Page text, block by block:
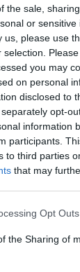
the sale,
or
us, please use
you may
on personal
disclosed to
opt-
information
participants.
to third parties
that may
Opt Outs
the Sharing of
ADV